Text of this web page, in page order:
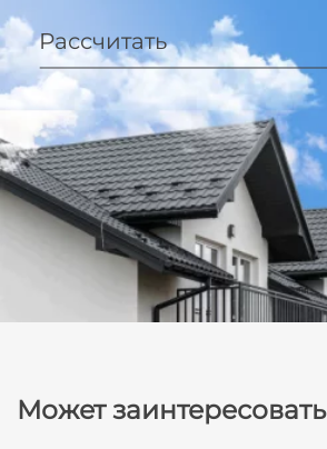
Рассчитать
Может заинтересовать